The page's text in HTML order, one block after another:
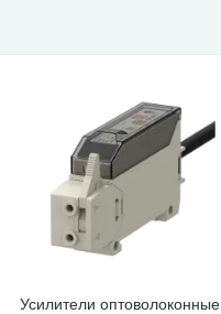
Усилители оптоволоконные